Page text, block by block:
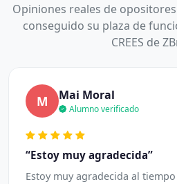
Opiniones reales de
conseguido su plaza de
CREES de
M Mai Moral
Alumno verificado
“Estoy muy agradecida”
Estoy muy agradecida al